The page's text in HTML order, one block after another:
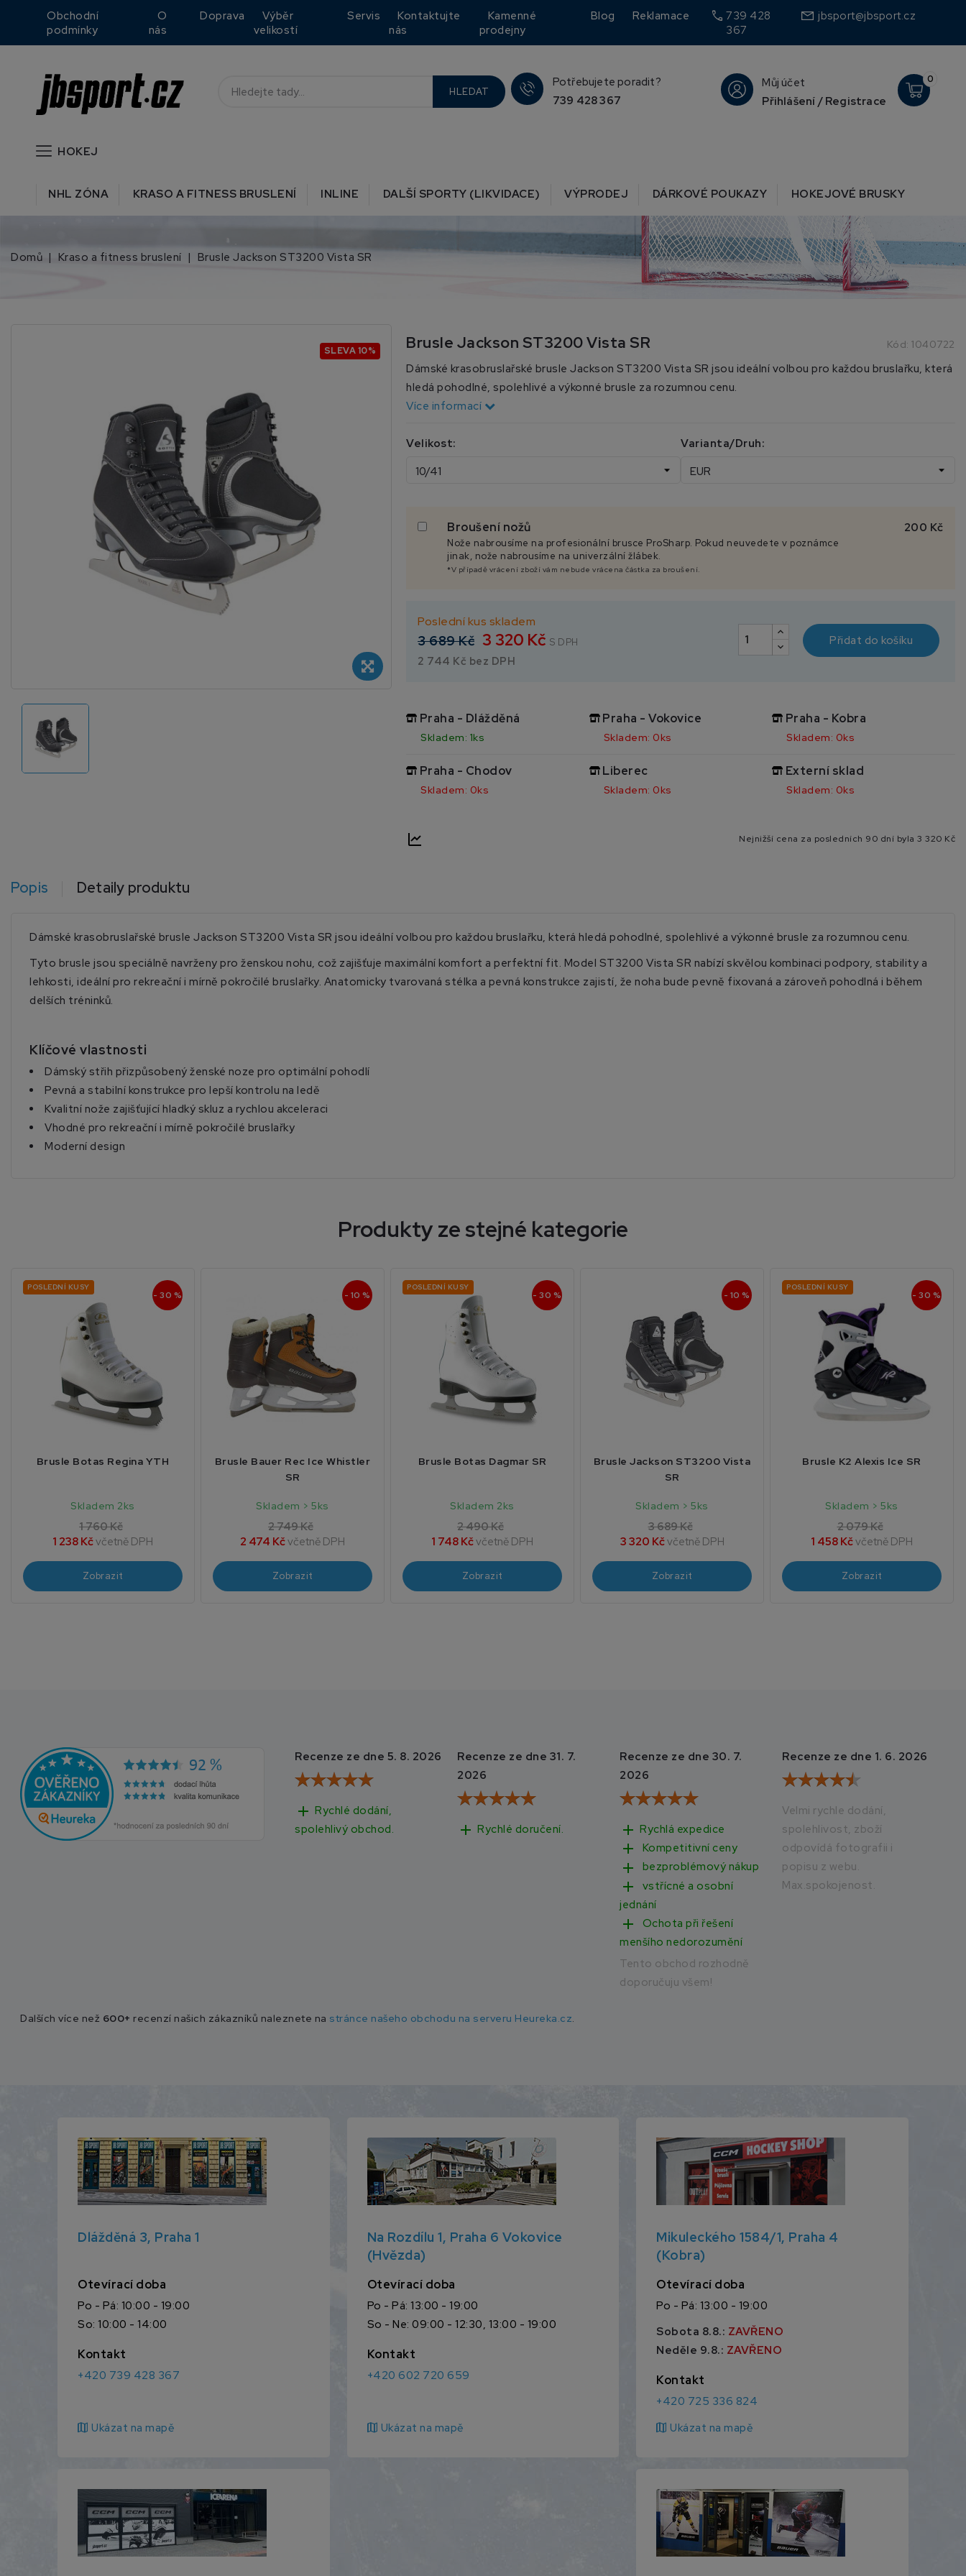
Obchodní
podmínky
O
nás
Doprava
Výběr
velikostí
Servis
Kontaktujte
nás
Kamenné
prodejny
Blog Reklamace call 739 428
367
jbsport@jbsport.cz
0
Můj účet
Přihlášení / Registrace
HLEDAT
Potřebujete poradit?
739 428 367
HOKEJ
NHL ZÓNA KRASO A FITNESS BRUSLENÍ INLINE DALŠÍ SPORTY (LIKVIDACE) VÝPRODEJ DÁRKOVÉ POUKAZY HOKEJOVÉ BRUSKY
Domů Kraso a fitness bruslení Brusle Jackson ST3200 Vista SR
SLEVA 10% Brusle Jackson ST3200 Vista SR Kód: 1040722
Dámské krasobruslařské brusle Jackson ST3200 Vista SR jsou ideální volbou pro každou bruslařku, která
hledá pohodlné, spolehlivé a výkonné brusle za rozumnou cenu.
Více informací
Velikost: Varianta/Druh:
Broušení nožů
Nože nabrousíme na profesionální brusce ProSharp. Pokud neuvedete v poznámce
jinak, nože nabrousíme na univerzální žlábek.
*V případě vrácení zboží vám nebude vrácena částka za broušení.
200 Kč
Poslední kus skladem
3 689 Kč 3 320 Kč S DPH
2 744 Kč bez DPH
Přidat do košíku
Praha - Dlážděná
Skladem: 1ks
Praha - Vokovice
Skladem: 0ks
Praha - Kobra
Skladem: 0ks
Praha - Chodov
Skladem: 0ks
Liberec
Skladem: 0ks
Externí sklad
Skladem: 0ks
Nejnižší cena za posledních 90 dní byla 3 320 Kč
Popis Detaily produktu
Dámské krasobruslařské brusle Jackson ST3200 Vista SR jsou ideální volbou pro každou bruslařku, která hledá pohodlné, spolehlivé a výkonné brusle za rozumnou cenu.
Tyto brusle jsou speciálně navrženy pro ženskou nohu, což zajišťuje maximální komfort a perfektní fit. Model ST3200 Vista SR nabízí skvělou kombinaci podpory, stability a
lehkosti, ideální pro rekreační i mírně pokročilé bruslařky. Anatomicky tvarovaná stélka a pevná konstrukce zajistí, že noha bude pevně fixovaná a zároveň pohodlná i během
delších tréninků.
Klíčové vlastnosti
Dámský střih přizpůsobený ženské noze pro optimální pohodlí
Pevná a stabilní konstrukce pro lepší kontrolu na ledě
Kvalitní nože zajišťující hladký skluz a rychlou akceleraci
Vhodné pro rekreační i mírně pokročilé bruslařky
Moderní design
Produkty ze stejné kategorie
POSLEDNÍ KUSY
- 30 %
Brusle Botas Regina YTH
Skladem 2ks
1 760 Kč
1 238 Kčvčetně DPH
Zobrazit
- 10 %
Brusle Bauer Rec Ice Whistler
SR
Skladem > 5ks
2 749 Kč
2 474 Kčvčetně DPH
Zobrazit
POSLEDNÍ KUSY
- 30 %
Brusle Botas Dagmar SR
Skladem 2ks
2 490 Kč
1 748 Kčvčetně DPH
Zobrazit
- 10 %
Brusle Jackson ST3200 Vista
SR
Skladem > 5ks
3 689 Kč
3 320 Kčvčetně DPH
Zobrazit
POSLEDNÍ KUSY
- 30 %
Brusle K2 Alexis Ice SR
Skladem > 5ks
2 079 Kč
1 458 Kčvčetně DPH
Zobrazit
Recenze ze dne 5. 8. 2026
add Rychlé dodání,
spolehlivý obchod.
Recenze ze dne 31. 7.
2026
add Rychlé doručení.
Recenze ze dne 30. 7.
2026
add Rychlá expedice
add Kompetitivní ceny
add bezproblémový nákup
add
vstřícné a osobní
jednání
add
Ochota při řešení
menšího nedorozumění
Tento obchod rozhodně
doporučuju všem!
Recenze ze dne 1. 6. 2026
Velmi rychle dodání,
spolehlivost, zboží
odpovídá fotografii i
popisu z webu.
Max.spokojenost.
Dalších více než 600+ recenzí našich zákazníků naleznete na stránce našeho obchodu na serveru Heureka.cz.
Dlážděná 3, Praha 1
Otevírací doba
Po - Pá: 10:00 - 19:00
So: 10:00 - 14:00
Kontakt
+420 739 428 367
map Ukázat na mapě
Na Rozdílu 1, Praha 6 Vokovice
(Hvězda)
Otevírací doba
Po - Pá: 13:00 - 19:00
So - Ne: 09:00 - 12:30, 13:00 - 19:00
Kontakt
+420 602 720 659
map Ukázat na mapě
Mikuleckého 1584/1, Praha 4
(Kobra)
Otevírací doba
Po - Pá: 13:00 - 19:00
Sobota 8.8.: ZAVŘENO
Neděle 9.8.: ZAVŘENO
Kontakt
+420 725 336 824
map Ukázat na mapě